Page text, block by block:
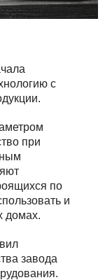
с
при
по
и
домах.
завода